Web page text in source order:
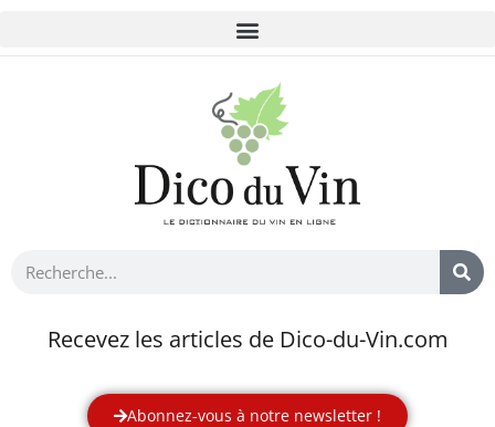
Recevez les articles de Dico-du-Vin.com
Abonnez-vous à notre newsletter !